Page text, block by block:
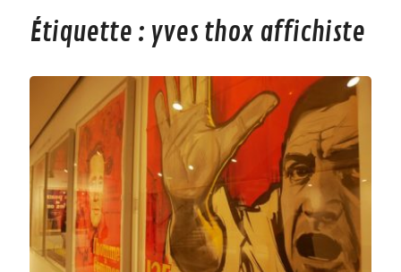
Étiquette : yves thox affichiste